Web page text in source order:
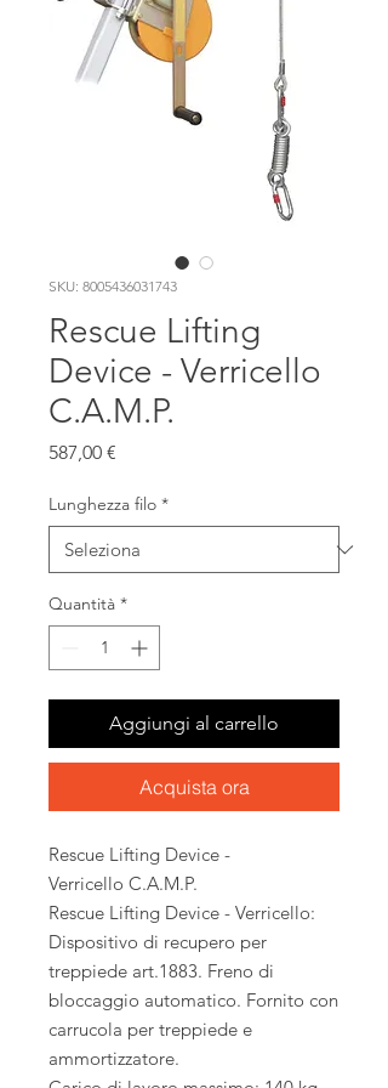
SKU: 8005436031743
Rescue Lifting
Device - Verricello
C.A.M.P.
587,00 €
Lunghezza filo *
Quantità *
Aggiungi al carrello
Acquista ora
Rescue Lifting Device -
Verricello C.A.M.P.
Rescue Lifting Device - Verricello:
Dispositivo di recupero per
treppiede art.1883. Freno di
bloccaggio automatico. Fornito con
carrucola per treppiede e
ammortizzatore.